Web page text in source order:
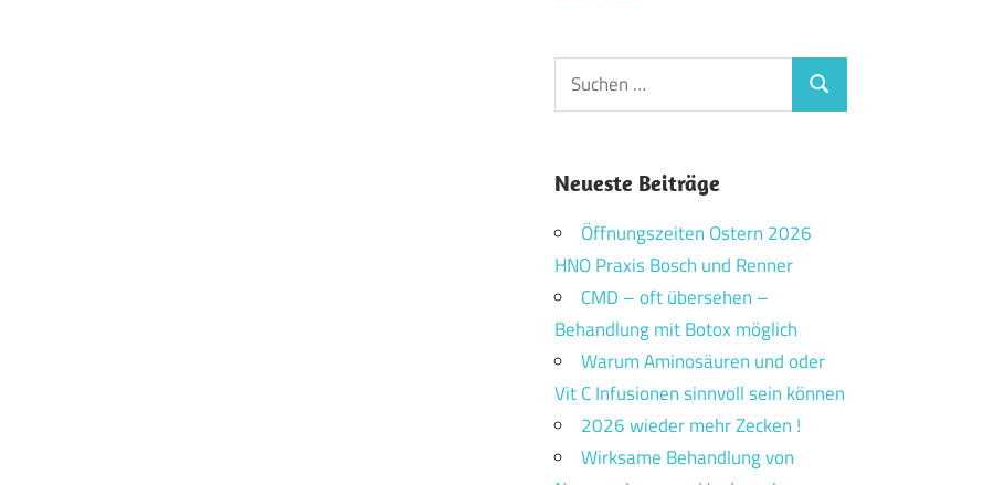
Suchen
nach:
Suchen
Neueste Beiträge
Öffnungszeiten Ostern 2026
HNO Praxis Bosch und Renner
CMD – oft übersehen –
Behandlung mit Botox möglich
Warum Aminosäuren und oder
Vit C Infusionen sinnvoll sein können
2026 wieder mehr Zecken !
Wirksame Behandlung von